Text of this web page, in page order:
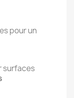
pour un
surfaces